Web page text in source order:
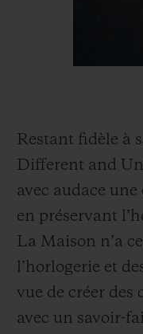
Restant fidèle à
Different and
avec audace
en préservant
La Maison n’a
l’horlogerie et
vue de créer des
avec un savoir-